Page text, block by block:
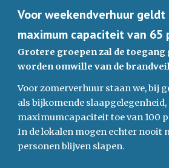
Voor weekendverhuur geldt
maximum capaciteit van 65
Grotere groepen zal de toegang
worden omwille van de
Voor zomerverhuur staan we, bij
als bijkomende slaapgelegenheid,
maximumcapaciteit toe van 100
In de lokalen mogen echter nooit
personen blijven slapen.